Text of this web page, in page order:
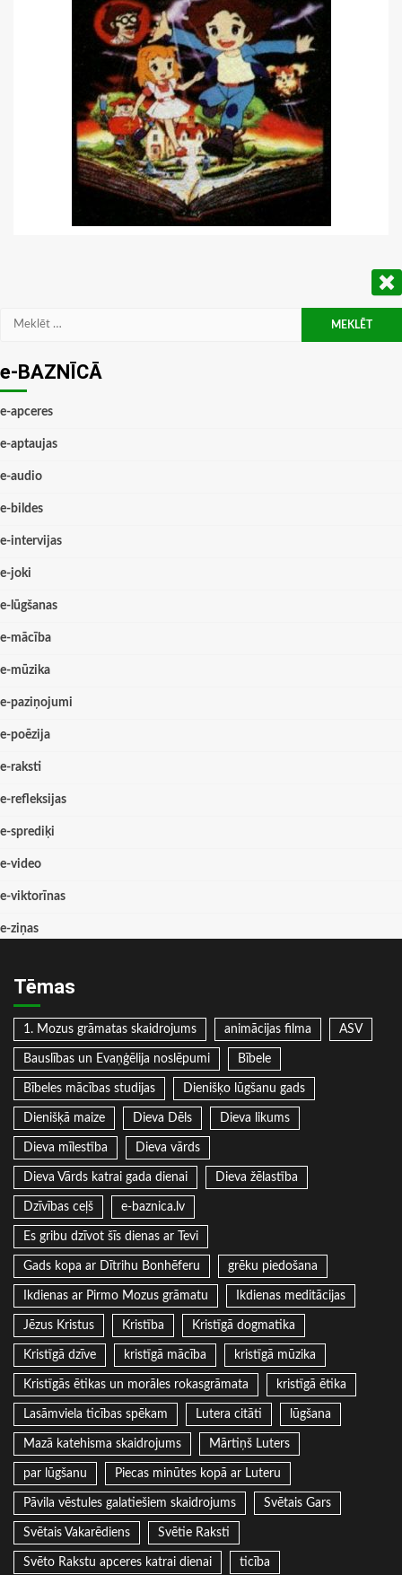
Meklēt:
e-BAZNĪCĀ
e-apceres
e-aptaujas
e-audio
e-bildes
e-intervijas
e-joki
e-lūgšanas
e-mācība
e-mūzika
e-paziņojumi
e-poēzija
e-raksti
e-refleksijas
e-sprediķi
e-video
e-viktorīnas
e-ziņas
Tēmas
1. Mozus grāmatas skaidrojums animācijas filma ASV
Bauslības un Evaņģēlija noslēpumi Bībele
Bībeles mācības studijas Dienišķo lūgšanu gads
Dienišķā maize Dieva Dēls Dieva likums
Dieva mīlestība Dieva vārds
Dieva Vārds katrai gada dienai Dieva žēlastība
Dzīvības ceļš e-baznica.lv
Es gribu dzīvot šīs dienas ar Tevi
Gads kopa ar Dītrihu Bonhēferu grēku piedošana
Ikdienas ar Pirmo Mozus grāmatu Ikdienas meditācijas
Jēzus Kristus Kristība Kristīgā dogmatika
Kristīgā dzīve kristīgā mācība kristīgā mūzika
Kristīgās ētikas un morāles rokasgrāmata kristīgā ētika
Lasāmviela ticības spēkam Lutera citāti lūgšana
Mazā katehisma skaidrojums Mārtiņš Luters
par lūgšanu Piecas minūtes kopā ar Luteru
Pāvila vēstules galatiešiem skaidrojums Svētais Gars
Svētais Vakarēdiens Svētie Raksti
Svēto Rakstu apceres katrai dienai ticība